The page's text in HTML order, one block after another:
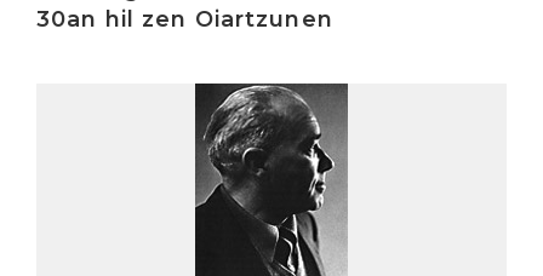
30an hil zen Oiartzunen